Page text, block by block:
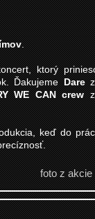
.
ktorý
ĎakujemeDare
WE CAN crew
keď do
foto z akcie